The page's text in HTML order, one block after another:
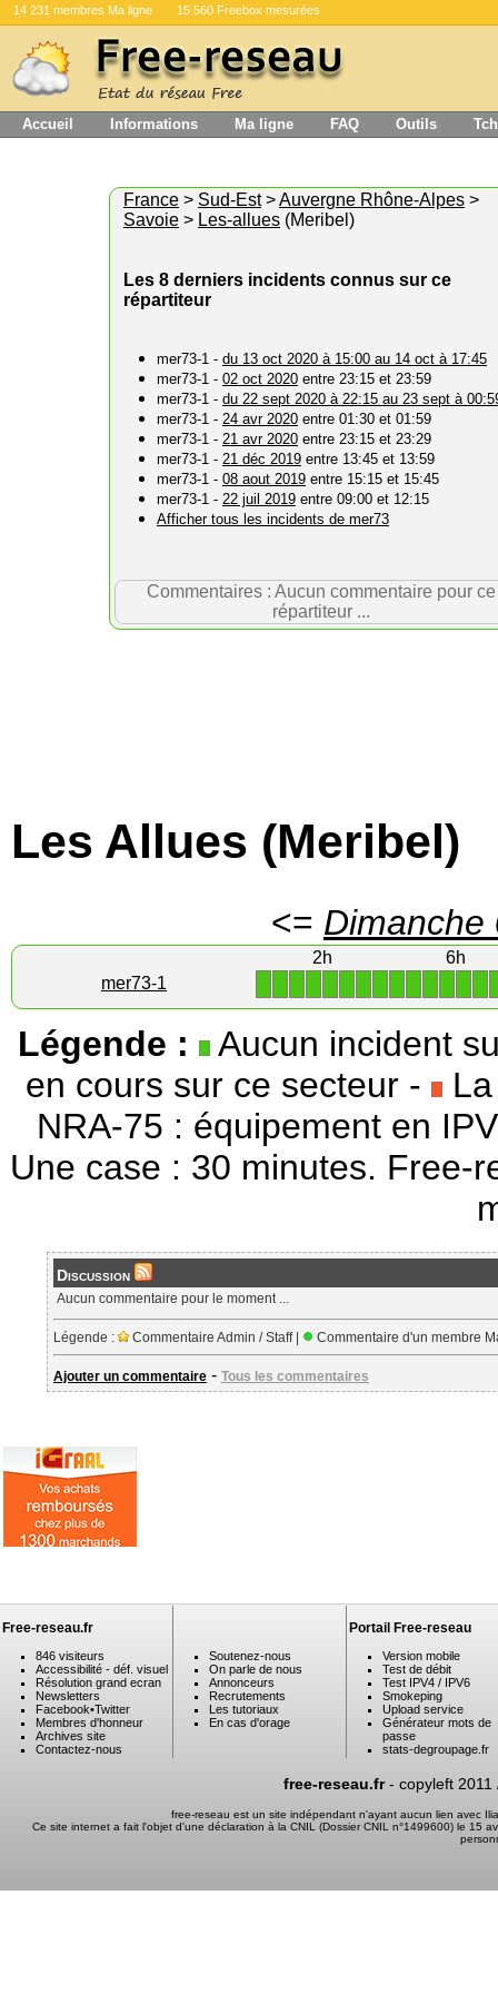
14 231 membres Ma ligne 15 560 Freebox mesurées
Accueil Informations Ma ligne FAQ Outils
France > Sud-Est>Auvergne Rhône-Alpes >
Savoie > Les-allues (Meribel)
Les 8 derniers incidents connus sur ce
répartiteur
mer73-1 - du 13 oct 2020 à 15:00 au 14 oct à 17:45
mer73-1 - 02 oct 2020 entre 23:15 et 23:59
mer73-1 - du 22 sept 2020 à 22:15 au 23 sept à
mer73-1 - 24 avr 2020 entre 01:30 et 01:59
mer73-1 - 21 avr 2020 entre 23:15 et 23:29
mer73-1 - 21 déc 2019 entre 13:45 et 13:59
mer73-1 - 08 aout 2019 entre 15:15 et 15:45
mer73-1 - 22 juil 2019 entre 09:00 et 12:15
Afficher tous les incidents de mer73
Commentaires : Aucun commentaire pour ce
répartiteur ...
Les Allues (Meribel)
<= Dimanche
2h
6h
mer73-1
Légende :
Aucun incident
en cours sur ce secteur - La
NRA-75 : équipement en
Une case : 30 minutes. Free-
Discussion
Aucun commentaire pour le moment ...
Légende : Commentaire Admin / Staff | Commentaire d'un membre
Ajouter un commentaire - Tous les commentaires
Free-reseau.fr
846 visiteurs
Accessibilité - déf. visuel
Résolution grand ecran
Newsletters
Facebook•Twitter
Membres d'honneur
Archives site
Contactez-nous
Soutenez-nous
On parle de nous
Annonceurs
Recrutements
Les tutoriaux
En cas d'orage
Portail Free-reseau
Version mobile
Test de débit
Test IPV4 / IPV6
Smokeping
Upload service
Générateur mots de
passe
stats-degroupage.fr
free-reseau.fr- copyleft 2011
free-reseau est un site indépendant n'ayant aucun lien avec
Ce site internet a fait l'objet d'une déclaration à la CNIL (Dossier CNIL n°1499600) le 15